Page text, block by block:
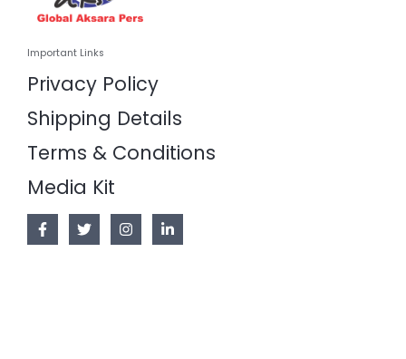
Important Links
Privacy Policy
Shipping Details
Terms & Conditions
Media Kit